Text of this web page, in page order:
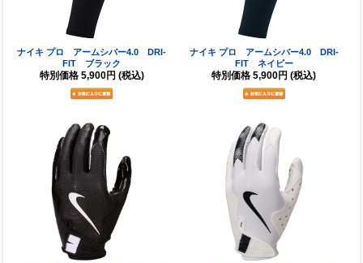
ナイキ プロ アームシバー4.0 DRI-
FIT ブラック
特別価格 5,900円 (税込)
ナイキ プロ アームシバー4.0 DRI-
FIT ネイビー
特別価格 5,900円 (税込)